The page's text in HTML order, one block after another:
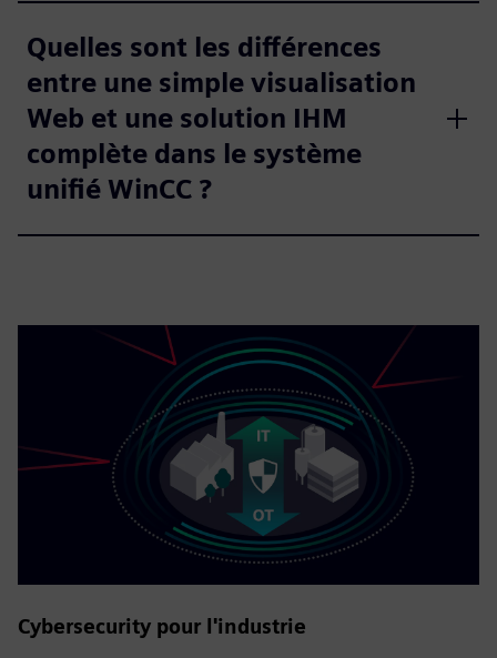
Quelles sont les différences
entre une simple visualisation
Web et une solution IHM
complète dans le système
unifié WinCC ?
Cybersecurity pour l'industrie